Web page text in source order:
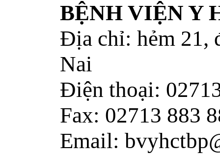
BỆNH VIỆN Y
Địa chỉ: hẻm 21,
Nai
Điện thoại:
Fax: 02713 883
Email: